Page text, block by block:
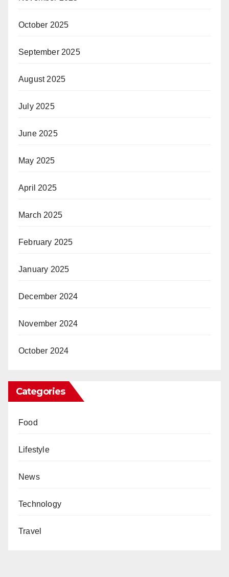
October 2025
September 2025
August 2025
July 2025
June 2025
May 2025
April 2025
March 2025
February 2025
January 2025
December 2024
November 2024
October 2024
Categories
Food
Lifestyle
News
Technology
Travel